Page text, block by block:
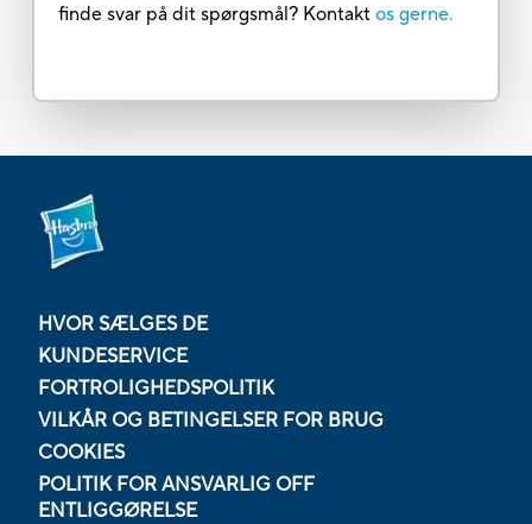
finde svar på dit spørgsmål? Kontakt os gerne.
HVOR SÆLGES DE
KUNDESERVICE
FORTROLIGHEDSPOLITIK
VILKÅR OG BETINGELSER FOR BRUG
COOKIES
POLITIK FOR ANSVARLIG OFF
ENTLIGGØRELSE